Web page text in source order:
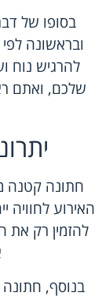
בסופו של
ובראשונה
להרגיש נוח
שלכם, ואתם
חתונה קטנה
האירוע לחוויה
להזמין רק
בנוסף,